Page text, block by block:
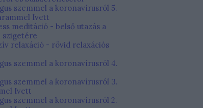
szemmel a koronavírusról 5.
Ivett
meditáció - belső utazás a
szigetére
relaxáció - rövid relaxációs
szemmel a koronavírusról 4.
szemmel a koronavírusról 3.
Ivett
szemmel a koronavírusról 2.